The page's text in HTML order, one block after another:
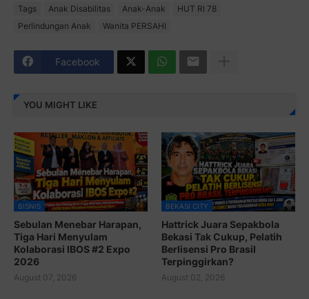
Tags Anak Disabilitas Anak-Anak
HUT RI 78
Perlindungan Anak
Wanita PERSAHI
Facebook
YOU MIGHT LIKE
BISNIS
Sebulan Menebar Harapan,
Tiga Hari Menyulam
Kolaborasi IBOS #2 Expo
2026
August 07, 2026
BEKASI CITY
Hattrick Juara Sepakbola
Bekasi Tak Cukup, Pelatih
Berlisensi Pro Brasil
Terpinggirkan?
August 02, 2026